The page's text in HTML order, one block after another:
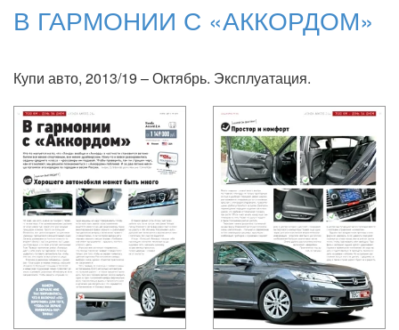
В ГАРМОНИИ С «АККОРДОМ»
Купи авто, 2013/19 – Октябрь. Эксплуатация.